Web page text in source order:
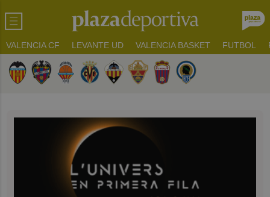
VALENCIA CF LEVANTE UD VALENCIA BASKET FUTBOL